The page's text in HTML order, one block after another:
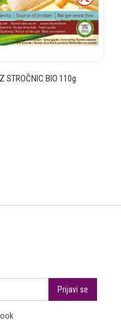
STROČNIC BIO 110g